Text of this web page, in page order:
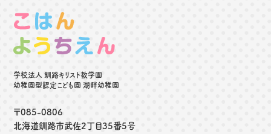
学校法人 釧路キリスト教学園
幼稚園型認定こども園 湖畔幼稚園
〒085-0806
北海道釧路市武佐2丁目35番5号